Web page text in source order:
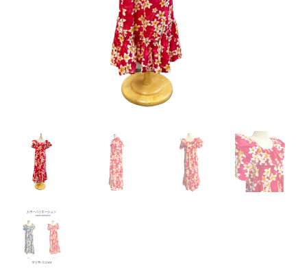
アイテムから探す
ムームー・ハワイアンドレス
キッズ・ベビー ドレス・アロハ
キッズ・ベビー ドレス・アロハ
ボーイズ
ガールズ
ベビー
靴・バッグ・アクセサリ
お揃いの柄から探す
お揃いの柄から探す
ハイビスカスB
プルメリア
トロピカル柄
レイ
お揃いの色から探す
お揃いの色から探す
ピンク（桃）
ブルー（青・水色）
パープル（紫）
グリーン（緑）
大きいサイズ（2XL〜）
その他